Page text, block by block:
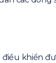
khiển